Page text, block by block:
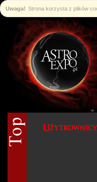
Uwaga! Strona korzysta z plików